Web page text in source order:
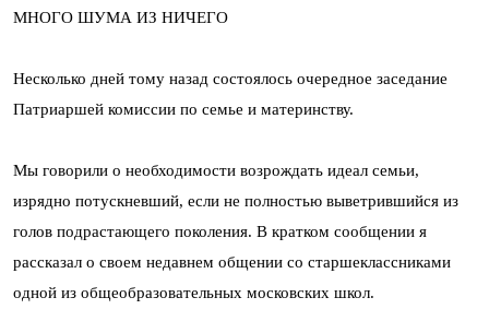
МНОГО ШУМА ИЗ НИЧЕГО
Несколько дней тому назад состоялось очередное заседание
Патриаршей комиссии по семье и материнству.
Мы говорили о необходимости возрождать идеал семьи,
изрядно потускневший, если не полностью выветрившийся из
голов подрастающего поколения. В кратком сообщении я
рассказал о своем недавнем общении со старшеклассниками
одной из общеобразовательных московских школ.